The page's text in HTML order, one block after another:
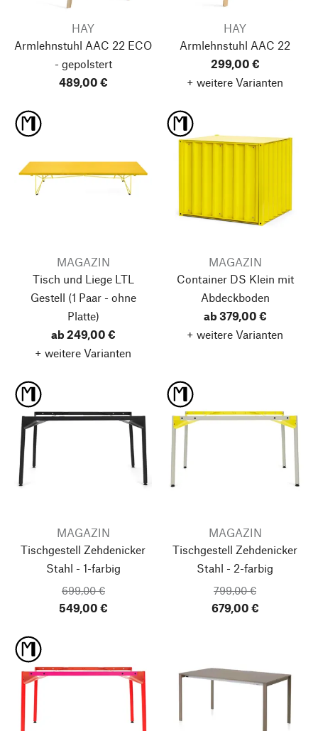
HAY
Armlehnstuhl AAC 22 ECO
- gepolstert
489,00 €
HAY
Armlehnstuhl AAC 22
299,00 €
+ weitere Varianten
MAGAZIN
Tisch und Liege LTL
Gestell (1 Paar - ohne
Platte)
ab 249,00 €
+ weitere Varianten
MAGAZIN
Container DS Klein mit
Abdeckboden
ab 379,00 €
+ weitere Varianten
MAGAZIN
Tischgestell Zehdenicker
Stahl - 1-farbig
699,00 €
549,00 €
MAGAZIN
Tischgestell Zehdenicker
Stahl - 2-farbig
799,00 €
679,00 €